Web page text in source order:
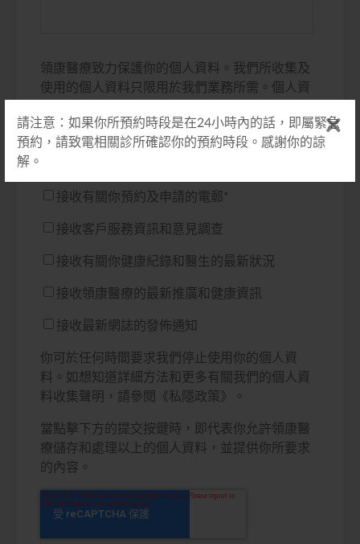
請注意：如果你所預約時段是在24小時內的話，即屬緊急
預約，請致電相關診所確認你的預約時段。感謝你的諒
解。
領康醫療致力保護你的個人資料。我們所收集及
使用的個人資料只限用於我們業務所需。個人資
作推廣用途，我們將不定期以電郵等方式與你聯
絡。如你同意我們將你的個人資料用作推廣用
接收有關你預約及申請的電郵 *
接收客戶服務資訊和意見調查
接收有關你健康紀錄和醫生的最新狀況
接收領康醫療的最新推廣和健康資訊
接收最新網誌的發佈通知
你可於任何時間要求我們停止使用你的個人資
料。如想知道詳細方法和更多有關我們的個人資
料收集聲明，請參閱《私隱政策》。
當點擊下方的提交按鍵時，即代表你允許領康醫
療儲存和處理以上的個人資料，並提供你所要求
的內容。